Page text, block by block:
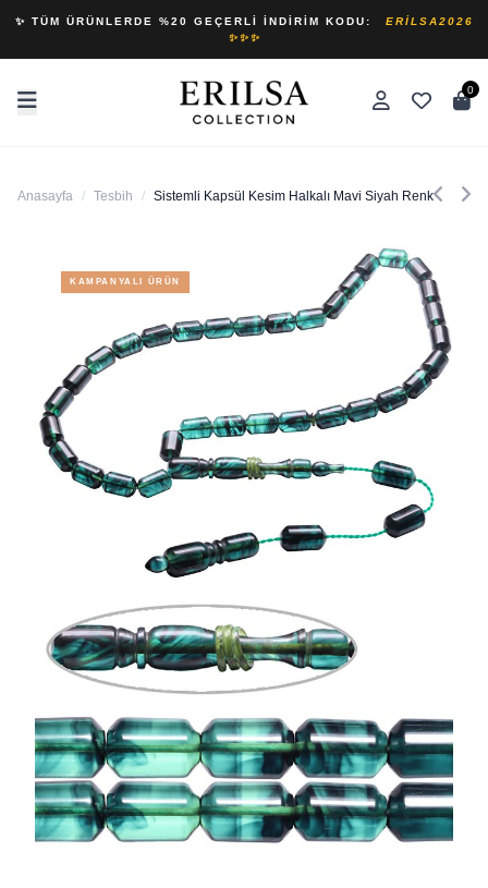
✨ TÜM ÜRÜNLERDE %20 GEÇERLI İNDIRIM KODU:
ERILSA2026
✨✨✨
0
Anasayfa / Tesbih / Sistemli Kapsül Kesim Halkalı Mavi Siyah Renkli Hareli
KAMPANYALI ÜRÜN